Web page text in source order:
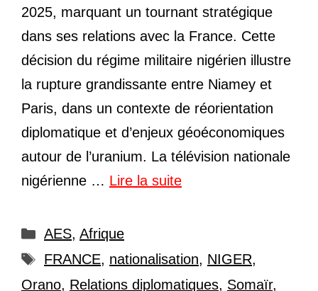
2025, marquant un tournant stratégique
dans ses relations avec la France. Cette
décision du régime militaire nigérien illustre
la rupture grandissante entre Niamey et
Paris, dans un contexte de réorientation
diplomatique et d’enjeux géoéconomiques
autour de l’uranium. La télévision nationale
nigérienne … Lire la suite
Catégories
AES, Afrique
Étiquettes
FRANCE, nationalisation, NIGER,
Orano, Relations diplomatiques, Somaïr,